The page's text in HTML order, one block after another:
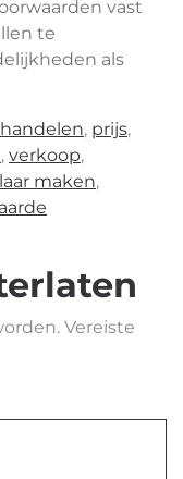
vast
te
als
, prijs,
, verkoop,
maken,
Vereiste